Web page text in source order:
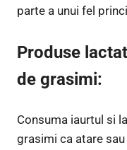
parte a unui fel
Produse
de grasimi:
Consuma iaurtul si
grasimi ca atare